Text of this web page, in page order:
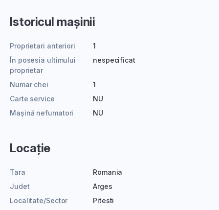
Istoricul mașinii
Proprietari anteriori
1
În posesia ultimului
proprietar
nespecificat
Numar chei
1
Carte service
NU
Mașină nefumatori
NU
Locație
Tara
Romania
Judet
Arges
Localitate/Sector
Pitesti